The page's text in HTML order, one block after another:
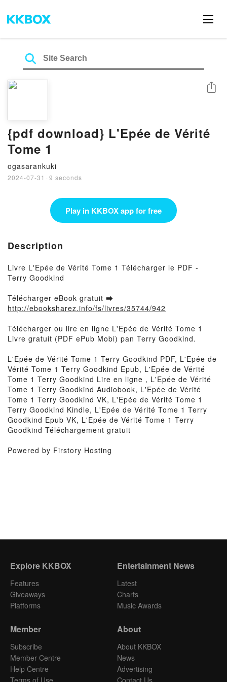
{pdf download} L'Epée de Vérité
Tome 1
ogasarankuki
2024-07-31 · 9 seconds
Share
Play in KKBOX app for free
Description
Livre L'Epée de Vérité Tome 1 Télécharger le PDF -
Terry Goodkind
Télécharger eBook gratuit ➡
http://ebooksharez.info/fs/livres/35744/942
Télécharger ou lire en ligne L'Epée de Vérité Tome 1
Livre gratuit (PDF ePub Mobi) pan Terry Goodkind.
L'Epée de Vérité Tome 1 Terry Goodkind PDF, L'Epée de
Vérité Tome 1 Terry Goodkind Epub, L'Epée de Vérité
Tome 1 Terry Goodkind Lire en ligne , L'Epée de Vérité
Tome 1 Terry Goodkind Audiobook, L'Epée de Vérité
Tome 1 Terry Goodkind VK, L'Epée de Vérité Tome 1
Terry Goodkind Kindle, L'Epée de Vérité Tome 1 Terry
Goodkind Epub VK, L'Epée de Vérité Tome 1 Terry
Goodkind Téléchargement gratuit
Powered by Firstory Hosting
Explore KKBOX
Features
Giveaways
Platforms
Entertainment News
Latest
Charts
Music Awards
Member
Subscribe
Member Centre
Help Centre
Terms of Use
About
About KKBOX
News
Advertising
Contact Us